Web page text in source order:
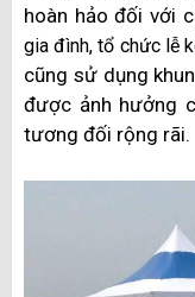
hoàn hảo đối với
gia đình, tổ chức lễ
cũng sử dụng
được ảnh hưởng
tương đối rộng rãi.